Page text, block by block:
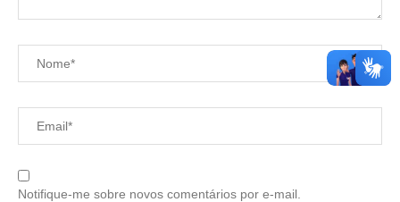
Notifique-me sobre novos comentários por e-mail.